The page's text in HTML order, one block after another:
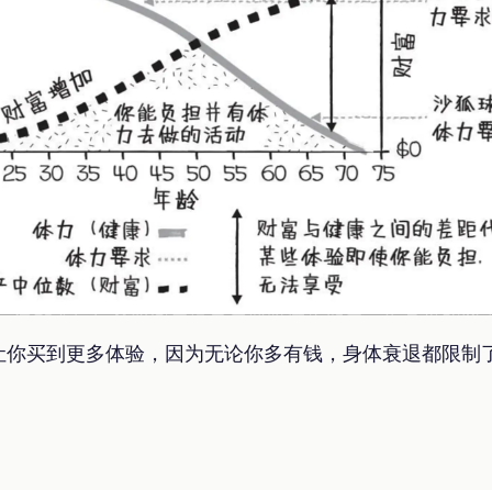
买到更多体验，因为无论你多有钱，身体衰退都限制